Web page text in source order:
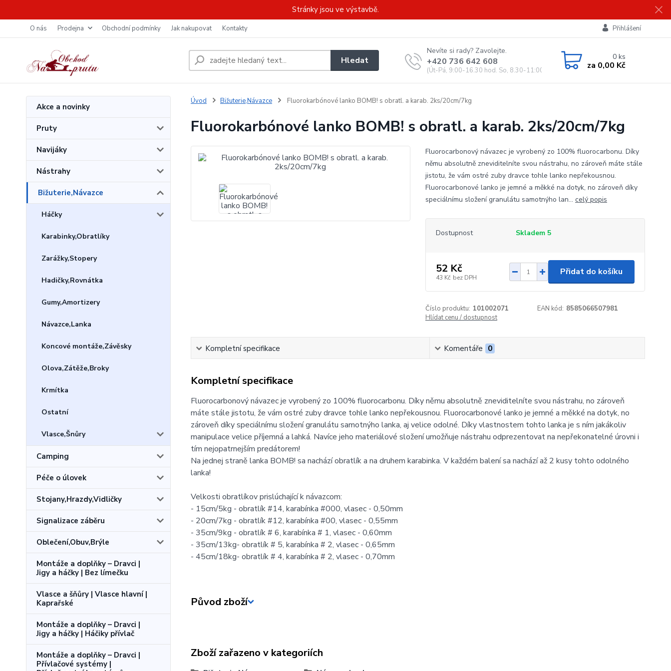
Stránky jsou ve výstavbě.
O nás Prodejna Obchodní podmínky Jak nakupovat Kontakty Přihlášení
Hledat
Nevíte si rady? Zavolejte.
+420 736 642 608
(Út-Pá, 9:00-16.30 hod. So, 8.30-11:00 hod.)
0ks
za 0,00 Kč
Akce a novinky
Pruty
Navijáky
Nástrahy
Bižuterie,Návazce
Háčky
Karabinky,Obratlíky
Zarážky,Stopery
Hadičky,Rovnátka
Gumy,Amortizery
Návazce,Lanka
Koncové montáže,Závěsky
Olova,Zátěže,Broky
Krmítka
Ostatní
Vlasce,Šnůry
Camping
Péče o úlovek
Stojany,Hrazdy,Vidličky
Signalizace záběru
Oblečení,Obuv,Brýle
Montáže a doplňky – Dravci |
Jigy a háčky | Bez límečku
Vlasce a šňůry | Vlasce hlavní |
Kaprařské
Montáže a doplňky – Dravci |
Jigy a háčky | Háčiky přívlač
Montáže a doplňky – Dravci |
Přívlačové systémy |
Úvod Bižuterie,Návazce Fluorokarbónové lanko BOMB! s obratl. a karab. 2ks/20cm/7kg
Fluorokarbónové lanko BOMB! s obratl. a karab. 2ks/20cm/7kg
Fluorocarbonový návazec je vyrobený zo 100% fluorocarbonu. Díky
němu absolutně zneviditelníte svou nástrahu, no zároveň máte stále
jistotu, že vám ostré zuby dravce tohle lanko nepřekousnou.
Fluorocarbonové lanko je jemné a měkké na dotyk, no zároveň díky
speciálnímu složení granulátu samotnýho lan... celý popis
Dostupnost Skladem 5
52 Kč
43 Kč bez DPH
Přidat do košíku
Číslo produktu: 101002071 EAN kód: 8585066507981
Hlídat cenu / dostupnost
Kompletní specifikace Komentáře 0
Kompletní specifikace
Fluorocarbonový návazec je vyrobený zo 100% fluorocarbonu. Díky němu absolutně zneviditelníte svou nástrahu, no zároveň
máte stále jistotu, že vám ostré zuby dravce tohle lanko nepřekousnou. Fluorocarbonové lanko je jemné a měkké na dotyk, no
zároveň díky speciálnímu složení granulátu samotnýho lanka, aj velice odolné. Díky vlastnostem tohto lanka je s ním jakákoliv
manipulace velice příjemná a lahká. Navíce jeho materiálové složení umožňuje nástrahu odprezentovat na nepřekonatelné úrovni i
tím nejopatrnejším predátorem!
Na jednej straně lanka BOMB! sa nachází obratlík a na druhem karabinka. V každém balení sa nachází až 2 kusy tohto odolného
lanka!
Velkosti obratlíkov prislúchající k návazcom:
- 15cm/5kg - obratlík #14, karabínka #000, vlasec - 0,50mm
- 20cm/7kg - obratlík #12, karabínka #00, vlasec - 0,55mm
- 35cm/9kg - obratlík # 6, karabínka # 1, vlasec - 0,60mm
- 35cm/13kg- obratlík # 5, karabínka # 2, vlasec - 0,65mm
- 45cm/18kg- obratlík # 4, karabínka # 2, vlasec - 0,70mm
Původ zboží
Zboží zařazeno v kategoriích